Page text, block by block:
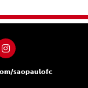
saopaulofc